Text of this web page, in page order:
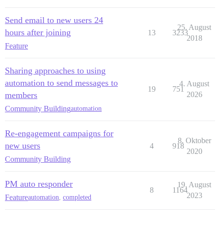
Send email to new users 24
hours after joining
Feature
13 3233
25. August
2018
Sharing approaches to using
automation to send messages to
members
Community Buildingautomation
19 751
4. August
2026
Re-engagement campaigns for
new users
Community Building
4 918
8. Oktober
2020
PM auto responder
Featureautomation, completed
8 1164
19. August
2023